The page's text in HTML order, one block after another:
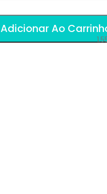
Adicionar Ao